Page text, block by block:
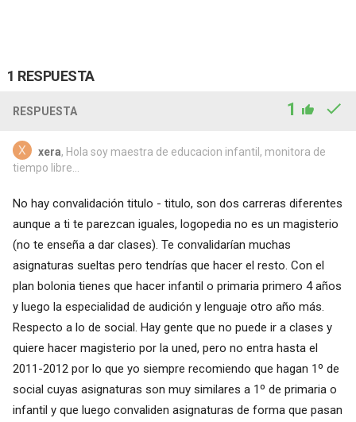
1 RESPUESTA
RESPUESTA 1
xera, Hola soy maestra de educacion infantil, monitora de
tiempo libre...
No hay convalidación titulo - titulo, son dos carreras diferentes
aunque a ti te parezcan iguales, logopedia no es un magisterio
(no te enseña a dar clases). Te convalidarían muchas
asignaturas sueltas pero tendrías que hacer el resto. Con el
plan bolonia tienes que hacer infantil o primaria primero 4 años
y luego la especialidad de audición y lenguaje otro año más.
Respecto a lo de social. Hay gente que no puede ir a clases y
quiere hacer magisterio por la uned, pero no entra hasta el
2011-2012 por lo que yo siempre recomiendo que hagan 1º de
social cuyas asignaturas son muy similares a 1º de primaria o
infantil y que luego convaliden asignaturas de forma que pasan